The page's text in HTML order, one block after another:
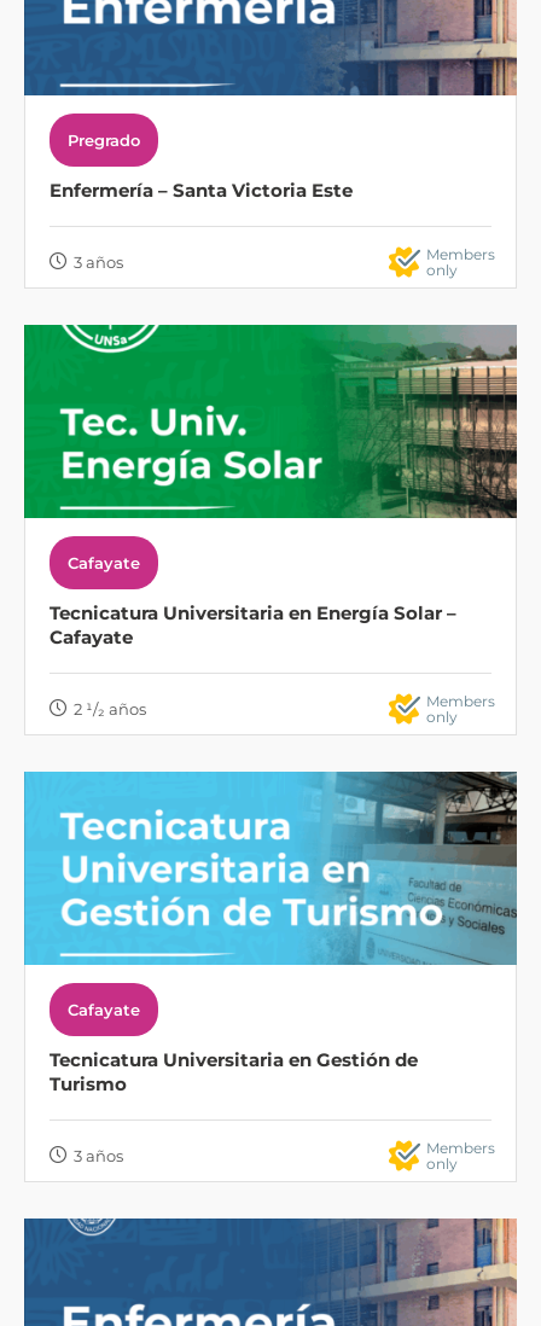
Pregrado
Enfermería – Santa Victoria Este
3 años
Members
only
Cafayate
Tecnicatura Universitaria en Energía Solar –
Cafayate
2 ¹/₂ años
Members
only
Cafayate
Tecnicatura Universitaria en Gestión de
Turismo
3 años
Members
only